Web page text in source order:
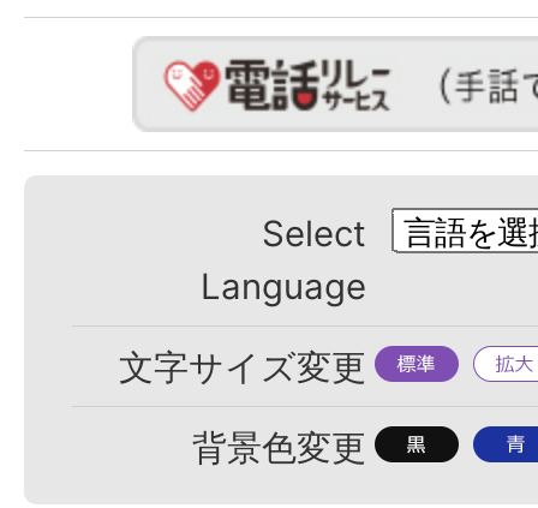
Select
Language
文字サイズ変更 標
準
拡
大
背景色変更 背
背